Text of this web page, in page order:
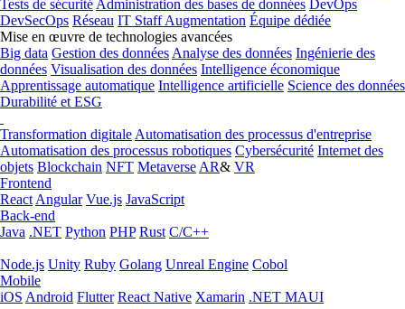
Tests de sécurité Administration des bases de données DevOps
DevSecOps Réseau IT Staff Augmentation Équipe dédiée
Mise en œuvre de technologies avancées
Big data Gestion des données Analyse des données Ingénierie des
données Visualisation des données Intelligence économique
Apprentissage automatique Intelligence artificielle Science des données
Durabilité et ESG
Transformation digitale Automatisation des processus d'entreprise
Automatisation des processus robotiques Cybersécurité Internet des
objets Blockchain NFT Metaverse AR& VR
Frontend
React Angular Vue.js JavaScript
Back-end
Java .NET Python PHP Rust C/C++
Node.js Unity Ruby Golang Unreal Engine Cobol
Mobile
iOS Android Flutter React Native Xamarin .NET MAUI